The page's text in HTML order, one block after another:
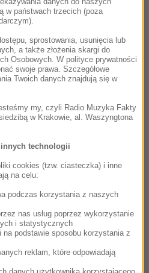
popełnienia
polegać na tym, że na
wydana kwota ponad
system za który zapłacili
został użyty- mówi RMF
cyfryzacji Karol Manys.
razu poprzedni rząd zaczął
za 40 milionów został
danych do naszych
w państwach trzecich (poza
sprostowania, usunięcia lub
a także złożenia skargi do
Osobowych. W polityce prywatności
swoje prawa. Szczegółowe
Twoich danych znajdują się w
my, czyli Radio Muzyka Fakty
w Krakowie, al. Waszyngtona
technologii
cookies (tzw. ciasteczka) i inne
na celu:
podczas korzystania z naszych
nas usług poprzez wykorzystanie
i statystycznych
na podstawie sposobu korzystania z
reklam, które odpowiadają